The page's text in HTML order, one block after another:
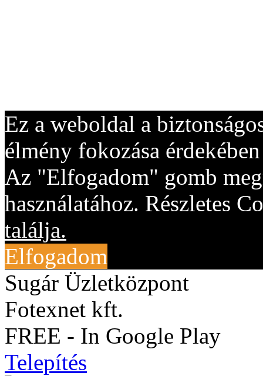
Ez a weboldal a
élmény fokozása
Az "Elfogadom" gomb
használatához. Részletes
találja.
Elfogadom
Sugár Üzletközpont
Fotexnet kft.
FREE - In Google Play
Telepítés